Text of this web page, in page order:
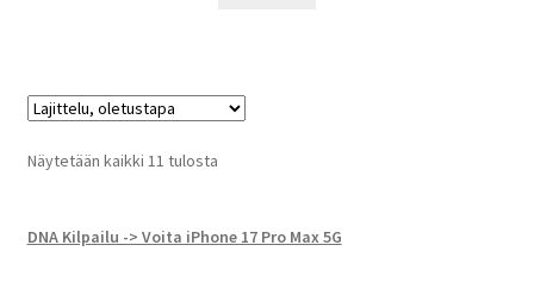
Näytetään kaikki 11 tulosta
DNA Kilpailu -> Voita iPhone 17 Pro Max 5G